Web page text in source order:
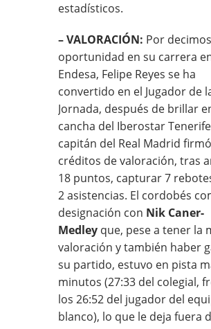
estadísticos.
– VALORACIÓN: Por
oportunidad en su carrera
Endesa, Felipe Reyes se ha
convertido en el Jugador de
Jornada, después de brillar
cancha del Iberostar
capitán del Real Madrid
créditos de valoración, tras
18 puntos, capturar 7
2 asistencias. El cordobés
designación con Nik Caner-
Medley que, pese a tener la
valoración y también haber
su partido, estuvo en pista
minutos (27:33 del colegial,
los 26:52 del jugador del
blanco), lo que le deja fuera